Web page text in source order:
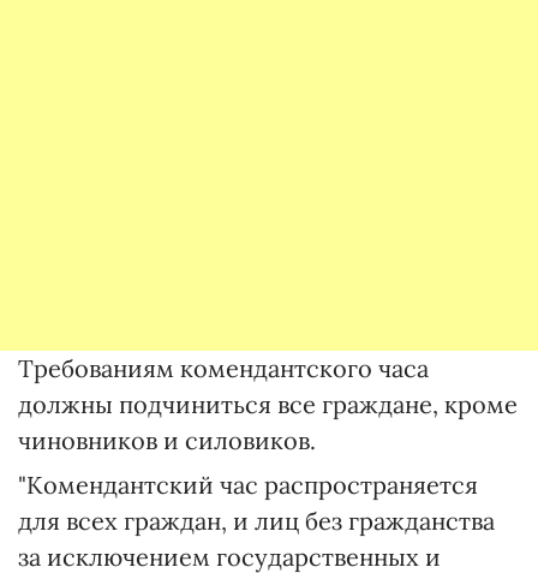
Требованиям комендантского часа
должны подчиниться все граждане, кроме
чиновников и силовиков.
"Комендантский час распространяется
для всех граждан, и лиц без гражданства
за исключением государственных и